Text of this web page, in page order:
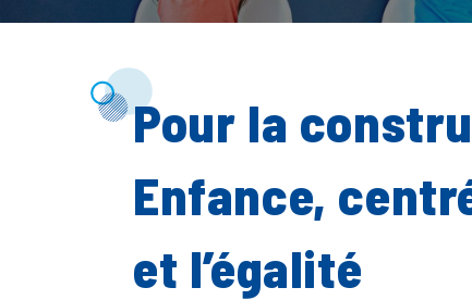
Pour la
Enfance,
et l’égalité